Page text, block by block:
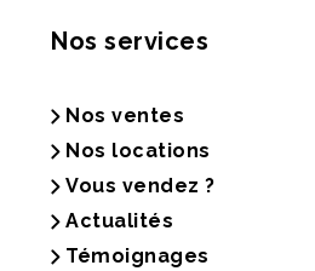
Nos services
Nos ventes
Nos locations
Vous vendez ?
Actualités
Témoignages